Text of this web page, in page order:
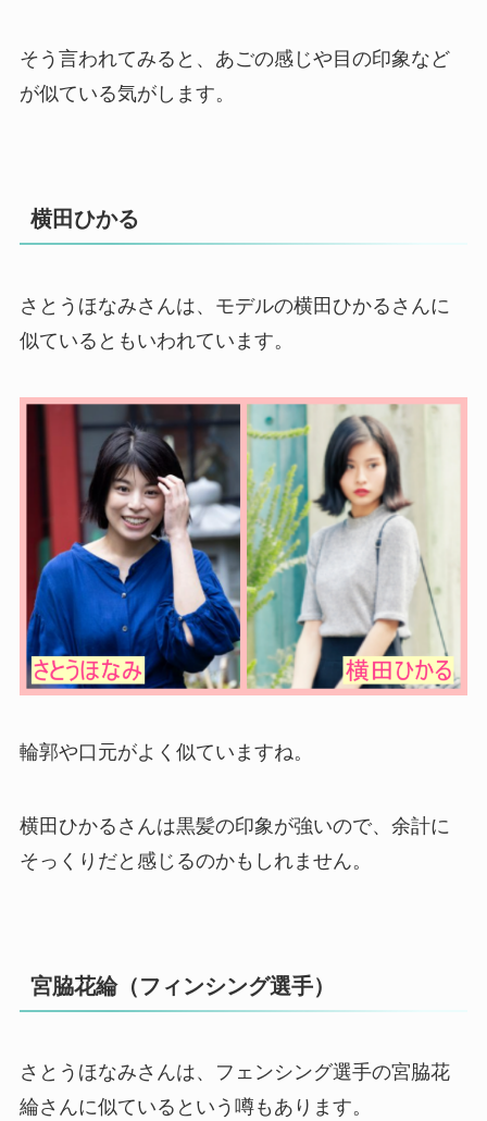
そう言われてみると、あごの感じや目の印象など
が似ている気がします。
横田ひかる
さとうほなみさんは、モデルの横田ひかるさんに
似ているともいわれています。
輪郭や口元がよく似ていますね。
横田ひかるさんは黒髪の印象が強いので、余計に
そっくりだと感じるのかもしれません。
宮脇花綸（フィンシング選手）
さとうほなみさんは、フェンシング選手の宮脇花
綸さんに似ているという噂もあります。